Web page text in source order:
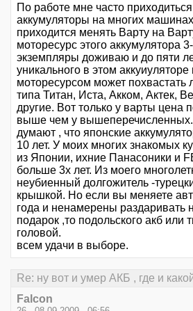
По работе мне часто
аккумуляторы на многих
приходится менять Варту на
моторесурс этого аккумулятора
экземпляры доживаю и до пяти
уникального в этом аккуиуляторе
моторесурсом может похвастать
типа Титан, Иста, Акком, Актек,
другие. Вот только у варты цена
выше чем у
думают , что японские
10 лет. У моих многих знакомых
из Японии, ихние Панасоники и
больше 3х лет. Из моего
неубиенный долгожитель -
крышкой. Но если вы меняете
года и ненамерены
подарок ,то подольского акб или
головой.
всем удачи в выборе.
Re: ну вот и умер АКБ , где и
Falcon